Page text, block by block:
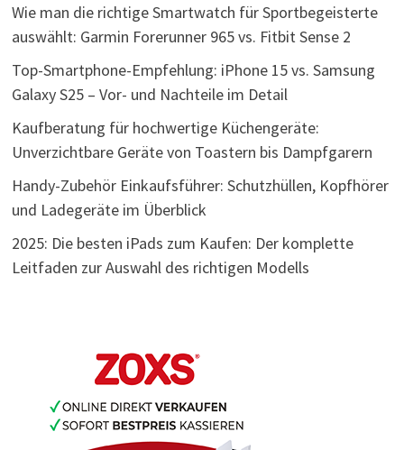
Wie man die richtige Smartwatch für Sportbegeisterte
auswählt: Garmin Forerunner 965 vs. Fitbit Sense 2
Top-Smartphone-Empfehlung: iPhone 15 vs. Samsung
Galaxy S25 – Vor- und Nachteile im Detail
Kaufberatung für hochwertige Küchengeräte:
Unverzichtbare Geräte von Toastern bis Dampfgarern
Handy-Zubehör Einkaufsführer: Schutzhüllen, Kopfhörer
und Ladegeräte im Überblick
2025: Die besten iPads zum Kaufen: Der komplette
Leitfaden zur Auswahl des richtigen Modells